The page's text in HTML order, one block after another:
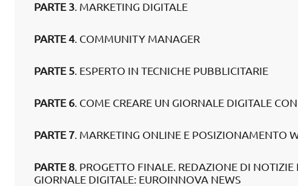
PARTE 3. MARKETING DIGITALE
PARTE 4. COMMUNITY MANAGER
PARTE 5. ESPERTO IN TECNICHE PUBBLICITARIE
PARTE 6. COME CREARE UN GIORNALE DIGITALE
PARTE 7. MARKETING ONLINE E POSIZIONAMENTO
PARTE 8. PROGETTO FINALE. REDAZIONE DI
GIORNALE DIGITALE: EUROINNOVA NEWS